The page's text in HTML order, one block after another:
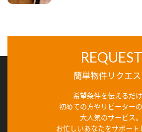
REQUEST
簡単物件リクエ
希望条件を伝えるだけ
初めての方やリピーター
大人気のサービス。
お忙しいあなたをサポート